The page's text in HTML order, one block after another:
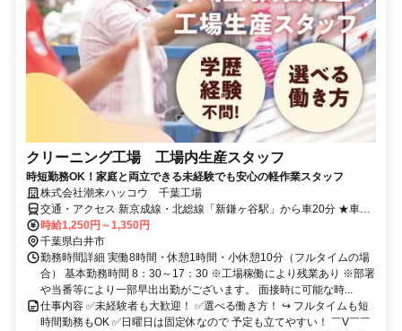
クリーニング工場 工場内生産スタッフ
時短勤務OK！家庭と両立できる未経験でも安心の軽作業スタッフ
株式会社潮来ハッコウ 千葉工場
交通・アクセス 新京成線・北総線「新鎌ヶ谷駅」から車20分 ★車・
バイク大歓迎♪
時給1,250円～1,350円
千葉県白井市
勤務時間詳細 実働8時間・休憩1時間・小休憩10分（フルタイムの場
合） 基本勤務時間 8：30～17：30 ※工場稼働により残業あり ※部署
や当番等により一部早出出勤がございます。 面接時に可能な時...
仕事内容 ✅未経験者も大歓迎！ ✅選べる働き方！ ↪ フルタイムも短
時間勤務もOK ✅日曜日は固定休なので 予定も立てやすい！ ￣V￣￣